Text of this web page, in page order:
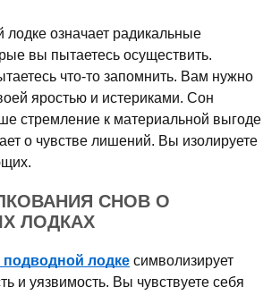
означает радикальные
вы пытаетесь осуществить.
что-то запомнить. Вам нужно
яростью и истериками. Сон
стремление к материальной выгоде
о чувстве лишений. Вы изолируете
СНОВ О
ЛОДКАХ
лодке символизирует
и уязвимость. Вы чувствуете себя